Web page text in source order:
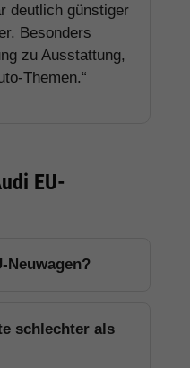
deutlich günstiger
Besonders
zu Ausstattung,
Themen.“
EU-
Neuwagen?
schlechter als